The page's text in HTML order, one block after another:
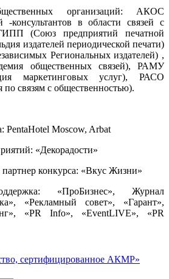
организаций: АКОС
-консультантов в области связей с
(Союз предприятий печатной
издателей периодической печати)
Региональных издателей) ,
общественных связей), РАМУ
маркетинговых услуг), РАСО
по связям с общественностью).
PentaHotel Moscow, Arbat
«Декорадости»
конкурса: «Вкус Жизни»
«ПроБизнес», Журнал
«Рекламный совет», «Гарант»,
«PR Info», «EventLIVE», «PR
сертифицированное АКМР»